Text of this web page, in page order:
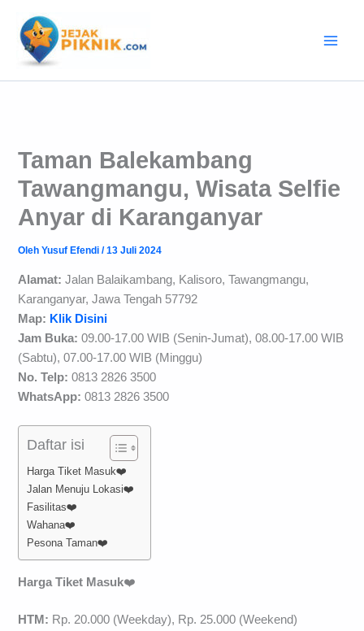
konten
Taman Balekambang
Tawangmangu, Wisata Selfie
Anyar di Karanganyar
OlehYusuf Efendi/13 Juli 2024
Alamat: Jalan Balaikambang, Kalisoro, Tawangmangu,
Karanganyar, Jawa Tengah 57792
Map: Klik Disini
Jam Buka: 09.00-17.00 WIB (Senin-Jumat), 08.00-17.00 WIB
(Sabtu), 07.00-17.00 WIB (Minggu)
No. Telp: 0813 2826 3500
WhatsApp:0813 2826 3500
Daftar isi
Harga Tiket Masuk❤️
Jalan Menuju Lokasi❤️
Fasilitas❤️
Wahana❤️
Pesona Taman❤️
Harga Tiket Masuk❤️
HTM: Rp. 20.000 (Weekday), Rp. 25.000 (Weekend)